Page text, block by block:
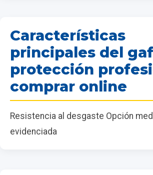
Características
principales del
protección
comprar online
Resistencia al desgaste Opción
evidenciada